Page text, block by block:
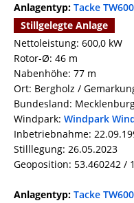
Anlagentyp: Tacke TW600
Stillgelegte Anlage
Nettoleistung: 600,0 kW
Rotor-Ø: 46 m
Nabenhöhe: 77 m
Ort: Bergholz /
Bundesland:
Windpark: Windpark
Inbetriebnahme:
Stilllegung: 26.05.2023
Geoposition: 53.460242 /
Anlagentyp: Tacke TW600